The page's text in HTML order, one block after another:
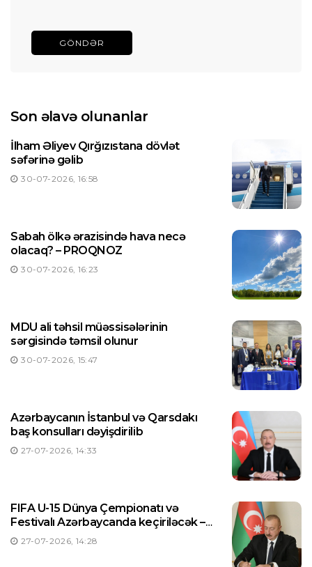
GÖNDƏR
Son əlavə olunanlar
İlham Əliyev Qırğızıstana dövlət
səfərinə gəlib
30-07-2026, 16:58
Sabah ölkə ərazisində hava necə
olacaq? – PROQNOZ
30-07-2026, 16:23
MDU ali təhsil müəssisələrinin
sərgisində təmsil olunur
30-07-2026, 15:47
Azərbaycanın İstanbul və Qarsdakı
baş konsulları dəyişdirilib
27-07-2026, 14:33
FIFA U-15 Dünya Çempionatı və
Festivalı Azərbaycanda keçiriləcək –
Prezident Sərəncam imzaladı
27-07-2026, 14:28